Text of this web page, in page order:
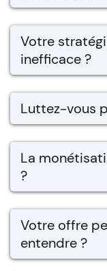
Naviguer dans
guide peut
vous montrer
essentiels
Votre
inefficace ?
Comprendre
mais souvent
pouvons
Luttez-vous
Dans l'océan
démarquer
un contenu
audience dédiée.
La
?
Transformer
l'objectif
éprouvées
présence en
Votre offre
entendre ?
Une offre forte